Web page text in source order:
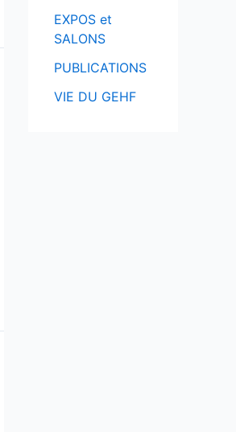
EXPOS et
SALONS
PUBLICATIONS
VIE DU GEHF